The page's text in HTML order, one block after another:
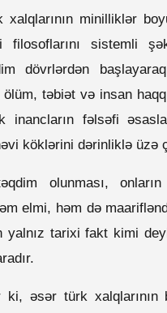
minilliklər
sistemli
dövrlərdən
təbiət və insan
fəlsəfi
köklərini dərinliklə üzə
olunması,
elmi, həm də
yalnız tarixi fakt kimi
ki, əsər türk